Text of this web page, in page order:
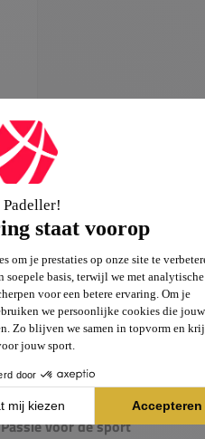
In winkelwagen
Passie voor de sport